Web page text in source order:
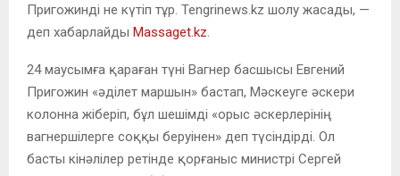
Пригожинді не күтіп тұр. Tengrinews.kz шолу жасады, —
деп хабарлайды Massaget.kz.
24 маусымға қараған түні Вагнер басшысы Евгений
Пригожин «әділет маршын» бастап, Мәскеуге әскери
колонна жіберіп, бұл шешімді «орыс әскерлерінің
вагнершілерге соққы беруінен» деп түсіндірді. Ол
басты кінәлілер ретінде қорғаныс министрі Сергей